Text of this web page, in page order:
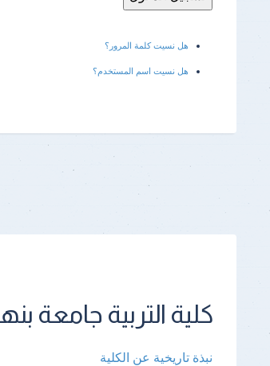
هل نسيت كلمة المرور؟
هل نسيت اسم المستخدم؟
كلية التربية جامعة
نبذة تاريخية عن الكلية